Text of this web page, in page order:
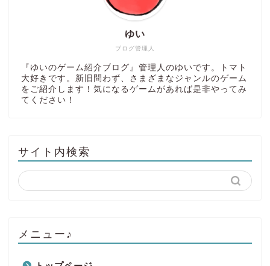
ブログ管理人
ゆい
『ゆいのゲーム紹介ブログ』管理人のゆいです。トマト
大好きです。新旧問わず、さまざまなジャンルのゲーム
をご紹介します！気になるゲームがあれば是非やってみ
てください！
サイト内検索
メニュー♪